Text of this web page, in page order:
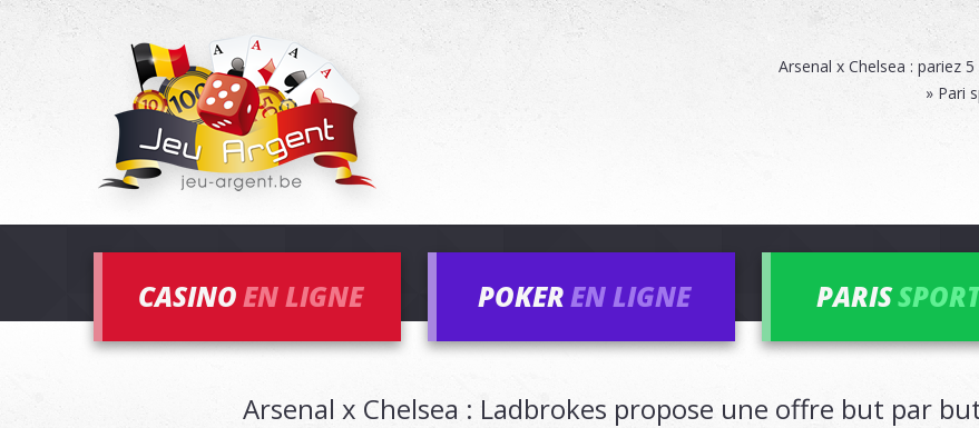
Arsenal x Chelsea : pariez
» Pari
CASINOEN LIGNE POKEREN LIGNE PARIS
Arsenal x Chelsea : Ladbrokes propose une offre but par